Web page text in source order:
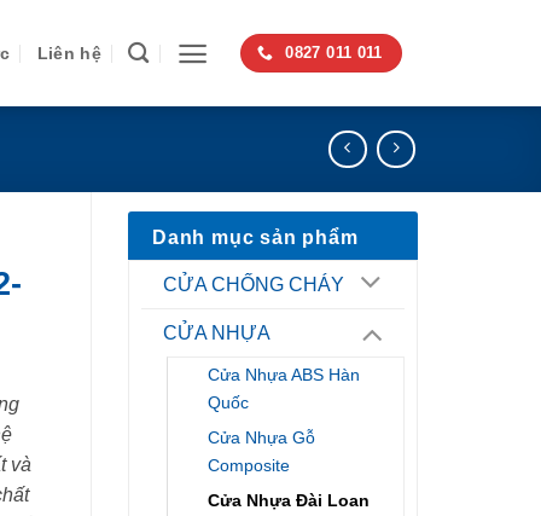
Liên hệ 0827 011 011
Danh mục sản phẩm
CỬA CHỐNG CHÁY
CỬA NHỰA
Cửa Nhựa ABS Hàn
Quốc
Cửa Nhựa Gỗ
Composite
Cửa Nhựa Đài Loan
và